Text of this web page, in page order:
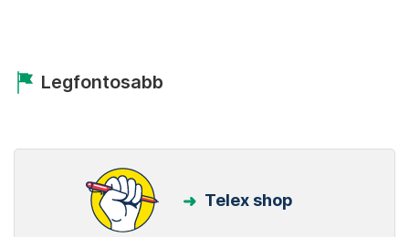
Legfontosabb
Telex shop